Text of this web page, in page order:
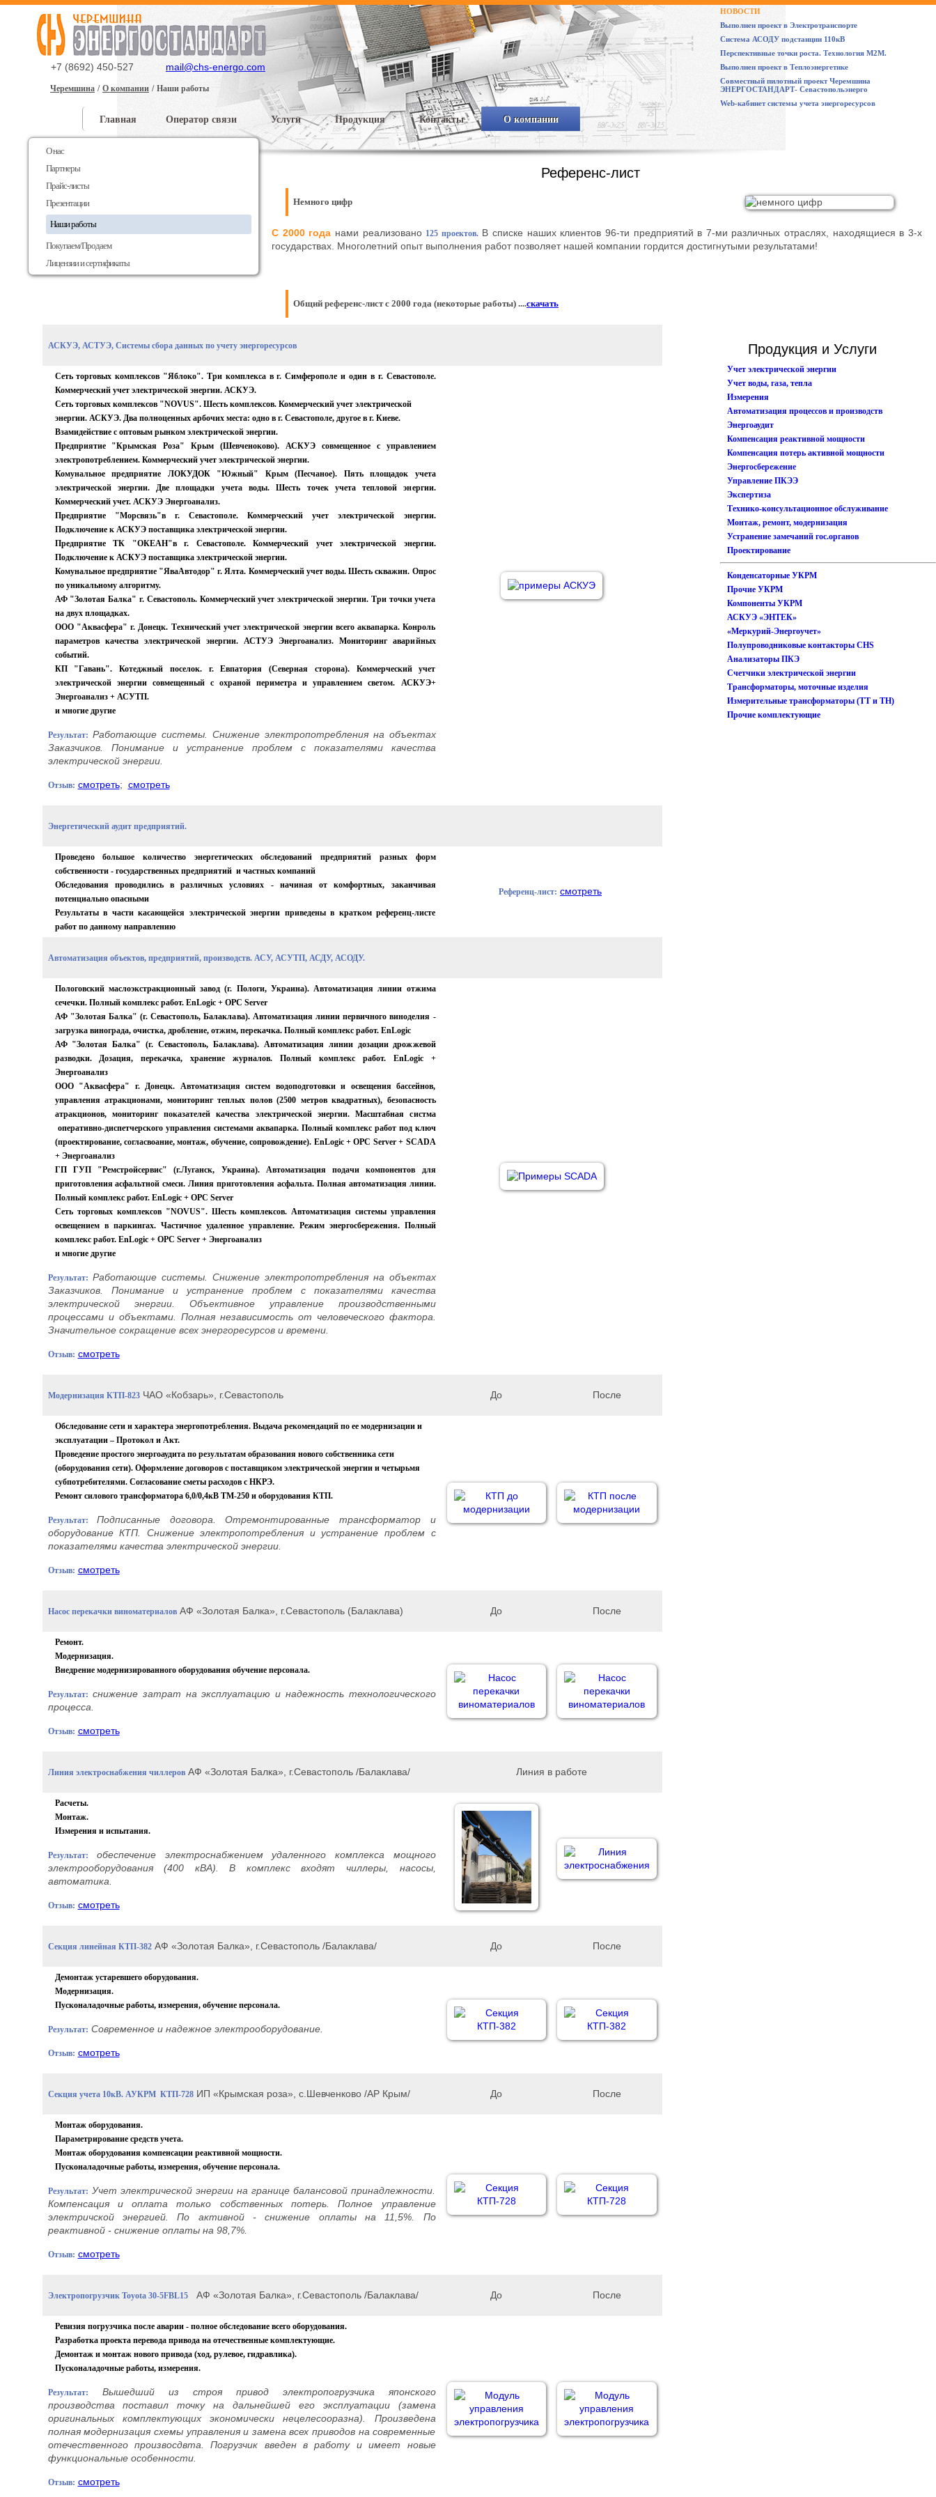
+7 (8692) 450-527 mail@chs-energo.com
Главная Оператор связи Услуги Продукция Контакты О компании
Черемшина О компании Наши работы
НОВОСТИ
Выполнен проект в Электротранспорте
Система АСОДУ подстанции 110кВ
Перспективные точки роста. Технология М2М.
Выполнен проект в Теплоэнергетике
Совместный пилотный проект Черемшина
ЭНЕРГОСТАНДАРТ- Севастопольэнерго
Web-кабинет системы учета энергоресурсов
О нас
Партнеры
Прайс-листы
Презентации
Наши работы
Покупаем/Продаем
Лицензии и сертификаты
Референс-лист
Немного цифр
С 2000 года нами реализовано 125 проектов.В списке наших клиентов 96-ти предприятий в 7-ми различных отраслях, находящиеся в 3-х
государствах. Многолетний опыт выполнения работ позволяет нашей компании гордится достигнутыми результатами!
Общий референс-лист с 2000 года (некоторые работы) ....скачать
Продукция и Услуги
Учет электрической энергии
Учет воды, газа, тепла
Измерения
Автоматизация процессов и производств
Энергоаудит
Компенсация реактивной мощности
Компенсация потерь активной мощности
Энергосбережение
Управление ПКЭЭ
Экспертиза
Технико-консультационное обслуживание
Монтаж, ремонт, модернизация
Устранение замечаний гос.органов
Проектирование
Конденсаторные УКРМ
Прочие УКРМ
Компоненты УКРМ
АСКУЭ «ЭНТЕК»
«Меркурий-Энергоучет»
Полупроводниковые контакторы CHS
Анализаторы ПКЭ
Счетчики электрической энергии
Трансформаторы, моточные изделия
Измерительные трансформаторы (ТТ и ТН)
Прочие комплектующие
АСКУЭ, АСТУЭ, Системы сбора данных по учету энергоресурсов
Сеть торговых комплексов "Яблоко". Три комплекса в г. Симферополе и один в г. Севастополе.
Коммерческий учет электрической энергии. АСКУЭ.
Сеть торговых комплексов "NOVUS". Шесть комплексов. Коммерческий учет электрической
энергии. АСКУЭ. Два полноценных арбочих места: одно в г. Севастополе, другое в г. Киеве.
Взамидействие с оптовым рынком электрической энергии.
Предприятие "Крымская Роза" Крым (Шевченоково). АСКУЭ совмещенное с управлением
электропотреблением. Коммерческий учет электрической энергии.
Комунальное предприятие ЛОКУДОК "Южный" Крым (Песчаное). Пять площадок учета
электрической энергии. Две площадки учета воды. Шесть точек учета тепловой энергии.
Коммерческий учет. АСКУЭ Энергоанализ.
Предприятие "Морсвязь"в г. Севастополе. Коммерческий учет электрической энергии.
Подключение к АСКУЭ поставщика электрической энергии.
Предприятие ТК "ОКЕАН"в г. Севастополе. Коммерческий учет электрической энергии.
Подключение к АСКУЭ поставщика электрической энергии.
Комунальное предприятие "ЯваАвтодор" г. Ялта. Коммерческий учет воды. Шесть скважин. Опрос
по уникальному алгоритму.
АФ "Золотая Балка" г. Севастополь. Коммерческий учет электрической энергии. Три точки учета
на двух площадках.
ООО "Аквасфера" г. Донецк. Технический учет электрической энергии всего аквапарка. Конроль
параметров качества электрической энергии. АСТУЭ Энергоанализ. Мониторинг аварийных
событий.
КП "Гавань". Котеджный поселок. г. Евпатория (Северная сторона). Коммерческий учет
электрической энергии совмещенный с охраной периметра и управлением светом. АСКУЭ+
Энергоанализ + АСУТП.
и многие другие
Результат: Работающие системы. Снижение электропотребления на объектах
Заказчиков. Понимание и устранение проблем с показателями качества
электрической энергии.
Отзыв: смотреть; смотреть
Энергетический аудит предприятий.
Проведено большое количество энергетических обследований предприятий разных форм
собственности - государственных предприятий и частных компаний
Обследования проводились в различных условиях - начиная от комфортных, заканчивая
потенциально опасными
Результаты в части касающейся электрической энергии приведены в кратком референц-листе
работ по данному направлению
Референц-лист: смотреть
Автоматизация объектов, предприятий, производств. АСУ, АСУТП, АСДУ, АСОДУ.
Пологовский маслоэкстракционный завод (г. Пологи, Украина). Автоматизация линии отжима
сечечки. Полный комплекс работ. EnLogic + OPC Server
АФ "Золотая Балка" (г. Севастополь, Балаклава). Автоматизация линии первичного виноделия -
загрузка винограда, очистка, дробление, отжим, перекачка. Полный комплекс работ. EnLogic
АФ "Золотая Балка" (г. Севастополь, Балаклава). Автоматизация линии дозации дрожжевой
разводки. Дозация, перекачка, хранение журналов. Полный комплекс работ. EnLogic +
Энергоанализ
ООО "Аквасфера" г. Донецк. Автоматизация систем водоподготовки и освещения бассейнов,
управления атракционами, мониторинг теплых полов (2500 метров квадратных), безопасность
атракционов, мониторинг показателей качества электрической энергии. Масштабная систма
оперативно-диспетчерского управления системами аквапарка. Полный комплекс работ под ключ
(проектирование, согласвоание, монтаж, обучение, сопровождение). EnLogic + OPC Server + SCADA
+ Энергоанализ
ГП ГУП "Ремстройсервис" (г.Луганск, Украина). Автоматизация подачи компонентов для
приготовления асфальтной смеси. Линия приготовления асфальта. Полная автоматизация линии.
Полный комплекс работ. EnLogic + OPC Server
Сеть торговых комплексов "NOVUS". Шесть комплексов. Автоматизация системы управления
освещением в паркингах. Частичное удаленное управление. Режим энергосбережения. Полный
комплекс работ. EnLogic + OPC Server + Энергоанализ
и многие другие
Результат: Работающие системы. Снижение электропотребления на объектах
Заказчиков. Понимание и устранение проблем с показателями качества
электрической энергии.
Объективное управление производственными
процессами и объектами. Полная независимость от человеческого фактора.
Значительное сокращение всех энергоресурсов и времени.
Отзыв: смотреть
Модернизация КТП-823ЧАО «Кобзарь», г.Севастополь До После
Обследование сети и характера энергопотребления. Выдача рекомендаций по ее модернизации и
эксплуатации – Протокол и Акт.
Проведение простого энергоаудита по результатам образования нового собственника сети
(оборудования сети). Оформление договоров с поставщиком электрической энергии и четырьмя
субпотребителями. Согласование сметы расходов с НКРЭ.
Ремонт силового трансформатора 6,0/0,4кВ ТМ-250 и оборудования КТП.
Результат:Подписанные договора. Отремонтированные трансформатор и
оборудование КТП. Снижение электропотребления и устранение проблем с
показателями качества электрической энергии.
Отзыв: смотреть
Насос перекачки виноматериаловАФ «Золотая Балка», г.Севастополь (Балаклава) До После
Ремонт.
Модернизация.
Внедрение модернизированного оборудования обучение персонала.
Результат: снижение затрат на эксплуатацию и надежность технологического
процесса.
Отзыв: смотреть
Линия электроснабжения чиллеровАФ «Золотая Балка», г.Севастополь /Балаклава/ Линия в работе
Расчеты.
Монтаж.
Измерения и испытания.
Результат:
обеспечение электроснабжением удаленного комплекса мощного
электрооборудования (400 кВА). В комплекс входят чиллеры, насосы,
автоматика.
Отзыв: смотреть
Секция линейная КТП-382АФ «Золотая Балка», г.Севастополь /Балаклава/ До После
Демонтаж устаревшего оборудования.
Модернизация.
Пусконаладочные работы, измерения, обучение персонала.
Результат: Современное и надежное электрооборудование.
Отзыв: смотреть
Секция учета 10кВ. АУКРМ КТП-728ИП «Крымская роза», с.Шевченково /АР Крым/ До После
Монтаж оборудования.
Параметрирование средств учета.
Монтаж оборудования компенсации реактивной мощности.
Пусконаладочные работы, измерения, обучение персонала.
Результат: Учет электрической энергии на границе балансовой принадлежности.
Компенсация и оплата только собственных потерь. Полное управление
электричской энергией. По активной - снижение оплаты на 11,5%. По
реактивной - снижение оплаты на 98,7%.
Отзыв: смотреть
Электропогрузчик Toyota 30-5FBL15АФ «Золотая Балка», г.Севастополь /Балаклава/ До После
Ревизия погрузчика после аварии - полное обследование всего оборудования.
Разработка проекта перевода привода на отечественные комплектующие.
Демонтаж и монтаж нового привода (ход, рулевое, гидравлика).
Пусконаладочные работы, измерения.
Результат:
Вышедший из строя привод электропогрузчика японского
производства поставил точку на дальнейшей его эксплуатации (замена
оригинальных комплектующих экономически нецелесооразна). Произведена
полная модернизация схемы управления и замена всех приводов на современные
отечественного произвосдвта . Погрузчик введен в работу и имеет новые
функциональные особенности.
Отзыв: смотреть